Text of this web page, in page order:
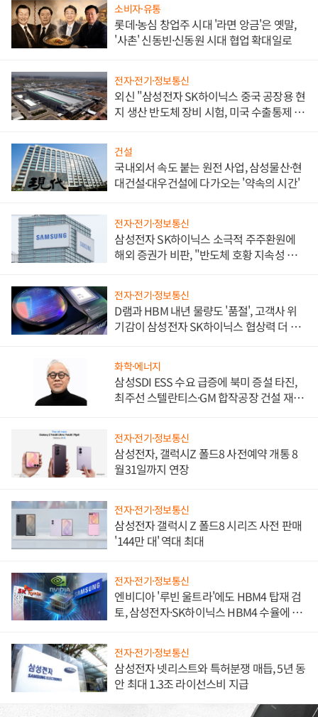
소비자·유통
롯데·농심 창업주 시대 '라면 앙금'은 옛말,
'사촌' 신동빈·신동원 시대 협업 확대일로
전자·전기·정보통신
외신 "삼성전자 SK하이닉스 중국 공장용 현
지 생산 반도체 장비 시험, 미국 수출통제 대
건설
국내외서 속도 붙는 원전 사업, 삼성물산·현
대건설·대우건설에 다가오는 '약속의 시간'
전자·전기·정보통신
삼성전자 SK하이닉스 소극적 주주환원에
해외 증권가 비판, "반도체 호황 지속성 의
전자·전기·정보통신
D램과 HBM 내년 물량도 '품절', 고객사 위
기감이 삼성전자 SK하이닉스 협상력 더 키
화학·에너지
삼성SDI ESS 수요 급증에 북미 증설 타진,
최주선 스텔란티스·GM 합작공장 건설 재추
전자·전기·정보통신
삼성전자, 갤럭시Z 폴드8 사전예약 개통 8
월31일까지 연장
전자·전기·정보통신
삼성전자 갤럭시 Z 폴드8 시리즈 사전 판매
'144만 대' 역대 최대
전자·전기·정보통신
엔비디아 '루빈 울트라'에도 HBM4 탑재 검
토, 삼성전자·SK하이닉스 HBM4 수율에 주
전자·전기·정보통신
삼성전자 넷리스트와 특허분쟁 매듭, 5년 동
안 최대 1.3조 라이선스비 지급